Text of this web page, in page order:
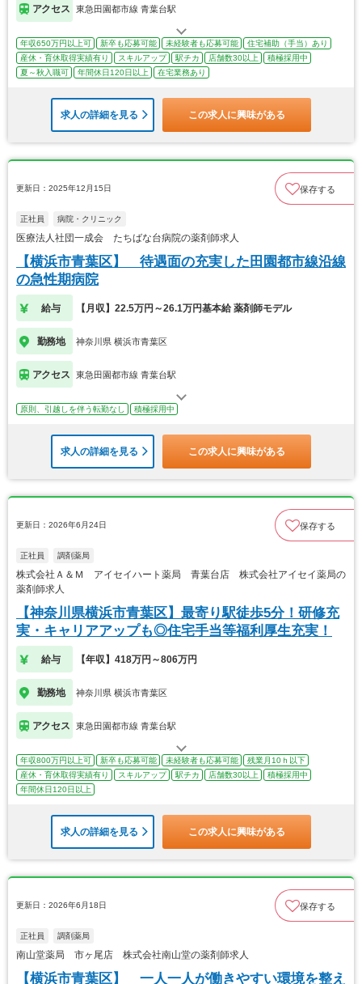
アクセス 東急田園都市線 青葉台駅
年収650万円以上可 新卒も応募可能 未経験者も応募可能
住宅補助（手当）あり
産休・育休取得実績有り
スキルアップ 駅チカ 店舗数30以上
積極採用中
夏～秋入職可
年間休日120日以上 在宅業務あり
求人の詳細を見る この求人に興味がある
更新日：2025年12月15日 保存する
正社員 病院・クリニック
医療法人社団一成会 たちばな台病院の薬剤師求人
【横浜市青葉区】 待遇面の充実した田園都市線沿線
の急性期病院
給与 【月収】22.5万円～26.1万円基本給 薬剤師モデル
勤務地 神奈川県 横浜市青葉区
アクセス 東急田園都市線 青葉台駅
原則、引越しを伴う転勤なし 積極採用中
求人の詳細を見る この求人に興味がある
更新日：2026年6月24日 保存する
正社員 調剤薬局
株式会社Ａ＆Ｍ アイセイハート薬局 青葉台店 株式会社アイセイ薬局の
薬剤師求人
【神奈川県横浜市青葉区】最寄り駅徒歩5分！研修充
実・キャリアアップも◎住宅手当等福利厚生充実！
給与 【年収】418万円～806万円
勤務地 神奈川県 横浜市青葉区
アクセス 東急田園都市線 青葉台駅
年収800万円以上可 新卒も応募可能 未経験者も応募可能
残業月10ｈ以下
産休・育休取得実績有り
スキルアップ 駅チカ 店舗数30以上
積極採用中
年間休日120日以上
求人の詳細を見る この求人に興味がある
更新日：2026年6月18日 保存する
正社員 調剤薬局
南山堂薬局 市ヶ尾店 株式会社南山堂の薬剤師求人
【横浜市青葉区】 一人一人が働きやすい環境を整え